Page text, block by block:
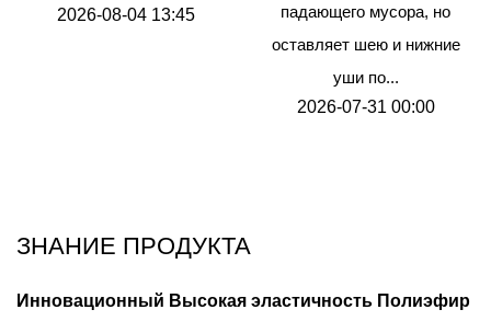
2026-08-04 13:45
падающего мусора, но
оставляет шею и нижние
уши по...
2026-07-31 00:00
ЗНАНИЕ ПРОДУКТА
Инновационный Высокая эластичность Полиэфир